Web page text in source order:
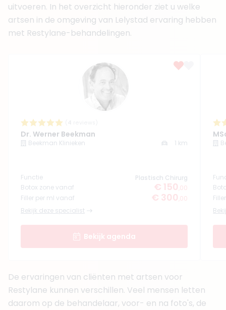
( reviews)
4. Drs. Mandy Rademaker
BIG-nummer: 19917970901
Dokter Tuğba kliniek
Bey by Bergman Clinics Utrecht
Boek consult
FunctiePlastisch Chirurg
Klinieken
Beekman Klinieken
Boek consult
Bekijk artsprofiel
uitvoeren. In het overzicht hieronder ziet u welke
artsen in de omgeving van Lelystad ervaring hebben
met Restylane-behandelingen.
Dr. Werner Beekman
Beekman Klinieken 1 km
Functie
Plastisch Chirurg
Botox zone vanaf
€ 150 ,00
Filler per ml vanaf
€ 300 ,00
Bekijk deze specialist
Bekijk agenda
De ervaringen van cliënten met artsen voor
Restylane kunnen verschillen. Veel mensen letten
daarom op de behandelaar, voor- en na foto's, de